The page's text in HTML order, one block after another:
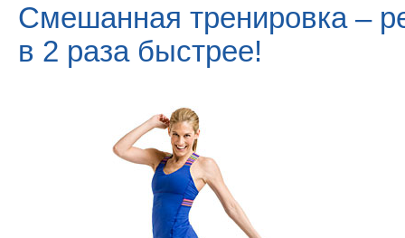
Смешанная тренировка –
в 2 раза быстрее!